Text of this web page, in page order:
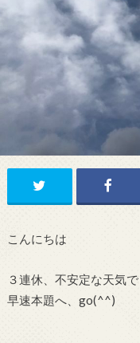
こんにちは
３連休、不安定な天気
早速本題へ、go(^^)